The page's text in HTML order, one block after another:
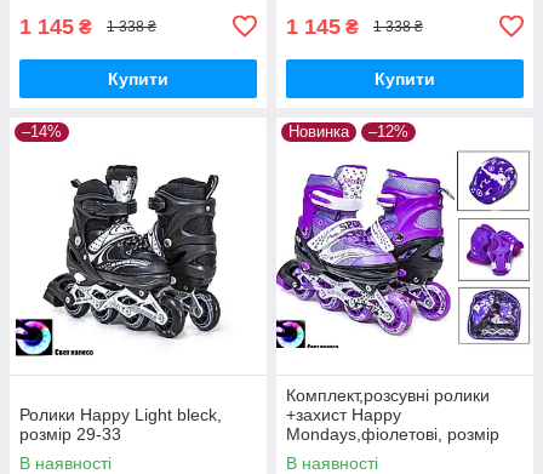
1 145 ₴ 1 338 ₴
Купити
1 145 ₴ 1 338 ₴
Купити
–14%
Ролики Happy Light bleck,
розмір 29-33
В наявності
Новинка –12%
Комплект,розсувні ролики
+захист Happy
Mondays,фіолетові, розмір
29-33, 34-37
В наявності